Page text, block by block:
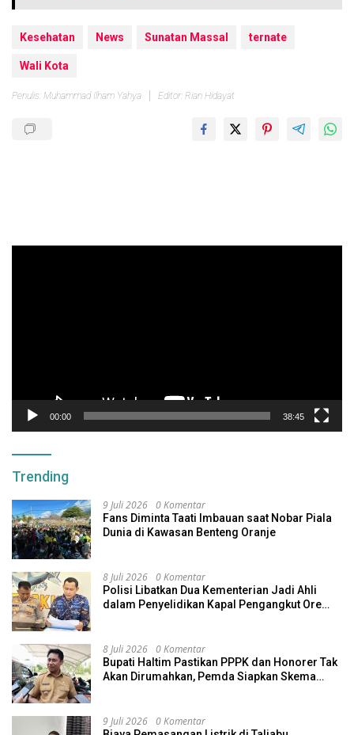
Kesehatan News Sunatan Massal ternate
Wali Kota
Penulis: Muhammad Ilham Yahya Editor: Rian Hidayat
00:00 38:45
Trending
9 Juli 2026 0 Komentar
Fans Diminta Taati Imbauan saat Nobar Piala
Dunia di Kawasan Benteng Oranje
8 Juli 2026 0 Komentar
Polisi Libatkan Dua Kementerian Jadi Ahli
dalam Penyelidikan Kapal Pengangkut Ore
8 Juli 2026 0 Komentar
Bupati Haltim Pastikan PPPK dan Honorer Tak
Akan Dirumahkan, Pemda Siapkan Skema
9 Juli 2026 0 Komentar